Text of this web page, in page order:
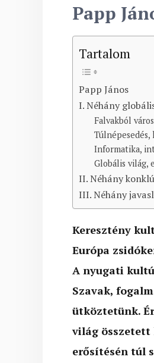
Papp
Tartalom
Papp János
I. Néhány
Falvakból
Informatika,
Globális világ,
II. Néhány
III. Néhány
Keresztény
Európa
A nyugati
Szavak,
ütköztetünk.
világ összetett
erősítésén túl